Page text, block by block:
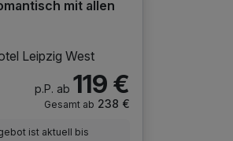
mit allen
Leipzig West
p.P. ab 119 €
Gesamt ab 238 €
ist aktuell bis